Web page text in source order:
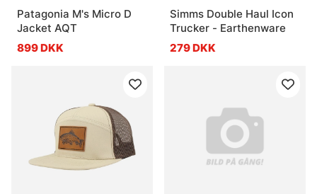
Patagonia M's Micro D
Jacket AQT
899 DKK
Simms Double Haul Icon
Trucker - Earthenware
279 DKK